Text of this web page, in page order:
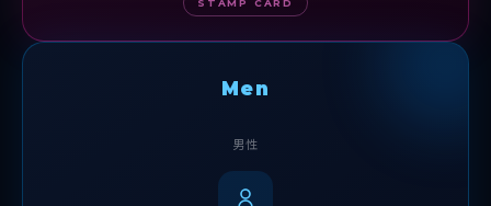
STAMP CARD
Men
男性